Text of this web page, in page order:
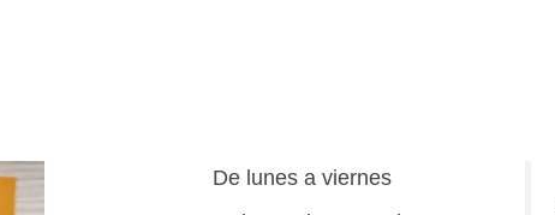
De lunes a viernes